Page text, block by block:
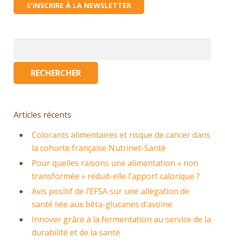
S'INSCRIRE À LA NEWSLETTER
Articles récents
Colorants alimentaires et risque de cancer dans
la cohorte française Nutrinet-Santé
Pour quelles raisons une alimentation « non
transformée » réduit-elle l’apport calorique ?
Avis positif de l’EFSA sur une allégation de
santé liée aux bêta-glucanes d’avoine
Innover grâce à la fermentation au service de la
durabilité et de la santé